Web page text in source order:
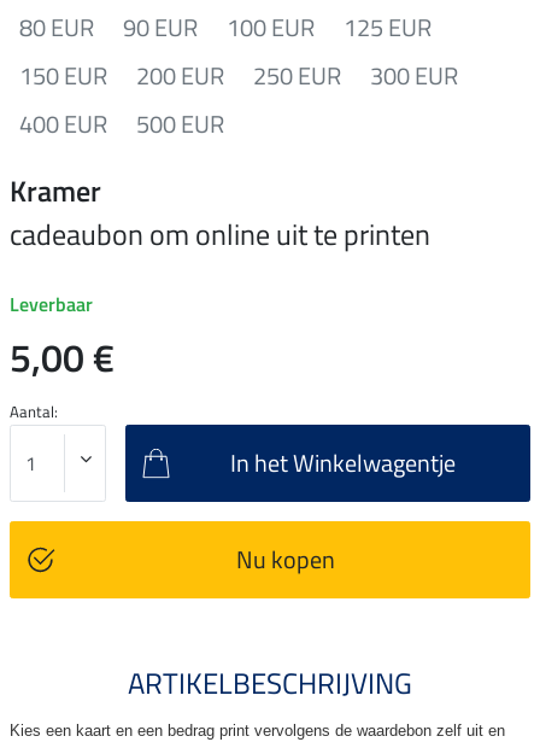
80 EUR
90 EUR 100 EUR
125 EUR
150 EUR
200 EUR 250 EUR
300 EUR
400 EUR
500 EUR
Kramer
cadeaubon om online uit te printen
Leverbaar
5,00 €
Aantal:
In het Winkelwagentje
Nu kopen
ARTIKELBESCHRIJVING
Kies een kaart en een bedrag print vervolgens de waardebon zelf uit en